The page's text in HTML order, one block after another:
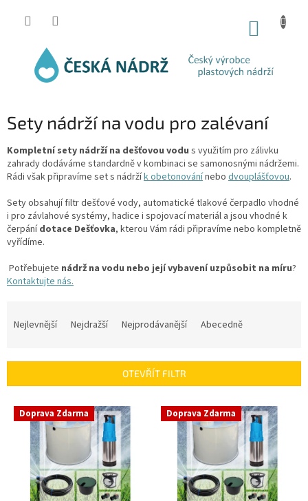
Sety nádrží na vodu pro zalévaní
Kompletní sety nádrží na dešťovou vodu s využitím pro zálivku
zahrady dodáváme standardně v kombinaci se samonosnými nádržemi.
Rádi však připravíme set s nádržík obetonovánínebo dvouplášťovou.
Sety obsahují filtr dešťové vody, automatické tlakové čerpadlo vhodné
i pro závlahové systémy, hadice i spojovací materiál a jsou vhodné k
čerpánídotace Dešťovka, kterou Vám rádi připravíme nebo kompletně
vyřídíme.
Potřebujete nádrž na vodu nebo její vybavení uzpůsobit na míru?
Kontaktujte nás.
í
Nejlevnější Nejdražší Nejprodávanější Abecedně
OTEVŘÍT FILTR
V Doprava Zdarma Doprava Zdarma